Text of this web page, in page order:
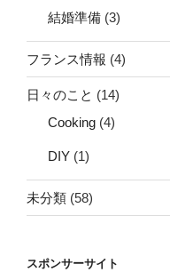
結婚準備 (3)
フランス情報 (4)
日々のこと (14)
Cooking (4)
DIY (1)
未分類 (58)
スポンサーサイト